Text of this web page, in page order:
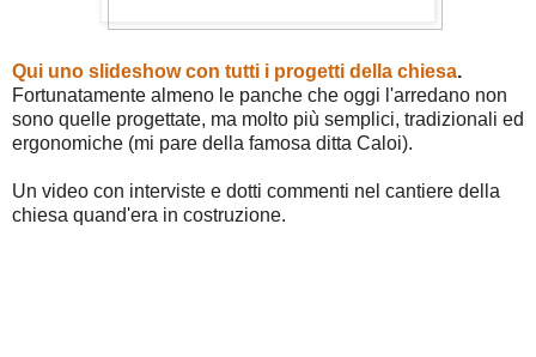
Qui uno slideshow con tutti i progetti della chiesa.
Fortunatamente almeno le panche che oggi l'arredano non
sono quelle progettate, ma molto più semplici, tradizionali ed
ergonomiche (mi pare della famosa ditta Caloi).
Un video con interviste e dotti commenti nel cantiere della
chiesa quand'era in costruzione.